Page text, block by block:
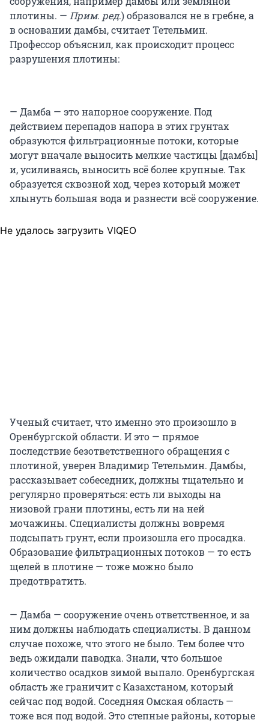
плотины. — Прим. ред.) образовался не в гребне, а
в основании дамбы, считает Тетельмин.
Профессор объяснил, как происходит процесс
разрушения плотины:
— Дамба — это напорное сооружение. Под
действием перепадов напора в этих грунтах
образуются фильтрационные потоки, которые
могут вначале выносить мелкие частицы [дамбы]
и, усиливаясь, выносить всё более крупные. Так
образуется сквозной ход, через который может
хлынуть большая вода и разнести всё сооружение.
Не удалось загрузить VIQEO
Ученый считает, что именно это произошло в
Оренбургской области. И это — прямое
последствие безответственного обращения с
плотиной, уверен Владимир Тетельмин. Дамбы,
рассказывает собеседник, должны тщательно и
регулярно проверяться: есть ли выходы на
низовой грани плотины, есть ли на ней
мочажины. Специалисты должны вовремя
подсыпать грунт, если произошла его просадка.
Образование фильтрационных потоков — то есть
щелей в плотине — тоже можно было
предотвратить.
— Дамба — сооружение очень ответственное, и за
ним должны наблюдать специалисты. В данном
случае похоже, что этого не было. Тем более что
ведь ожидали паводка. Знали, что большое
количество осадков зимой выпало. Оренбургская
область же граничит с Казахстаном, который
сейчас под водой. Соседняя Омская область —
тоже вся под водой. Это степные районы, которые